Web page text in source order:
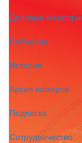
Деловые
Субъекты
История
Архив номеров
Подписка
Сотрудничество